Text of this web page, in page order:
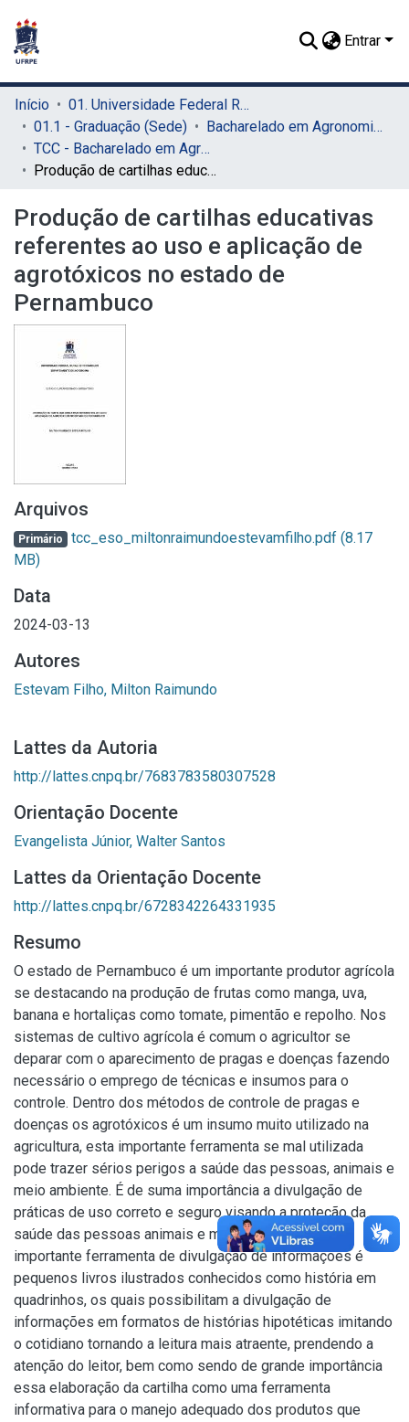
Entrar
Início
01. Universidade Federal Rural de Pernambuco - UFRPE (Sede)
01.1 - Graduação (Sede)
Bacharelado em Agronomia (Sede)
TCC - Bacharelado em Agronomia (Sede)
Produção de cartilhas educativas referentes ao uso e aplicação de agrotóxicos no estado de Pernambuco
Produção de cartilhas educativas
referentes ao uso e aplicação de
agrotóxicos no estado de
Pernambuco
Arquivos
Primário tcc_eso_miltonraimundoestevamfilho.pdf (8.17
MB)
Data
2024-03-13
Autores
Estevam Filho, Milton Raimundo
Lattes da Autoria
http://lattes.cnpq.br/7683783580307528
Orientação Docente
Evangelista Júnior, Walter Santos
Lattes da Orientação Docente
http://lattes.cnpq.br/6728342264331935
Resumo
O estado de Pernambuco é um importante produtor agrícola
se destacando na produção de frutas como manga, uva,
banana e hortaliças como tomate, pimentão e repolho. Nos
sistemas de cultivo agrícola é comum o agricultor se
deparar com o aparecimento de pragas e doenças fazendo
necessário o emprego de técnicas e insumos para o
controle. Dentro dos métodos de controle de pragas e
doenças os agrotóxicos é um insumo muito utilizado na
agricultura, esta importante ferramenta se mal utilizada
pode trazer sérios perigos a saúde das pessoas, animais e
meio ambiente. É de suma importância a divulgação de
práticas de uso correto e seguro visando a proteção da
saúde das pessoas animais e meio ambiente. Uma
importante ferramenta de divulgação de informações é
pequenos livros ilustrados conhecidos como história em
quadrinhos, os quais possibilitam a divulgação de
informações em formatos de histórias hipotéticas imitando
o cotidiano tornando a leitura mais atraente, prendendo a
atenção do leitor, bem como sendo de grande importância
essa elaboração da cartilha como uma ferramenta
informativa para o manejo adequado dos produtos que